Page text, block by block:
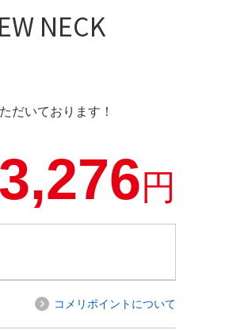
NECK
だいております！
3,276円
コメリポイントについて